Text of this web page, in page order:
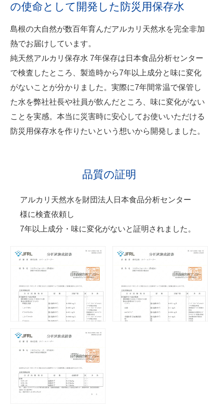
の使命として開発した防災用保存水
島根の大自然が数百年育んだアルカリ天然水を完全非加
熱でお届けしています。
純天然アルカリ保存水 7年保存は日本食品分析センター
で検査したところ、製造時から7年以上成分と味に変化
がないことが分かりました。実際に7年間常温で保管し
た水を弊社社長や社員が飲んだところ、味に変化がない
ことを実感。本当に災害時に安心してお使いいただける
防災用保存水を作りたいという想いから開発しました。
品質の証明
アルカリ天然水を財団法人日本食品分析センター
様に検査依頼し
7年以上成分・味に変化がないと証明されました。